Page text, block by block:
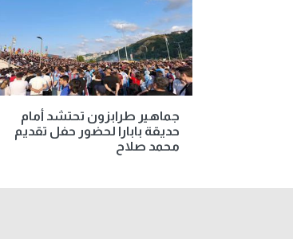
جماهير طرابزون تحتشد أمام
حديقة بابارا لحضور حفل تقديم
محمد صلاح